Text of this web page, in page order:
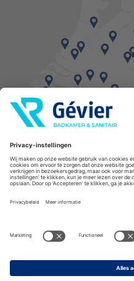
Vind een balie in de
* Bestellingen geplaatst in het weekend
Cookies
Algemene voorwaarden